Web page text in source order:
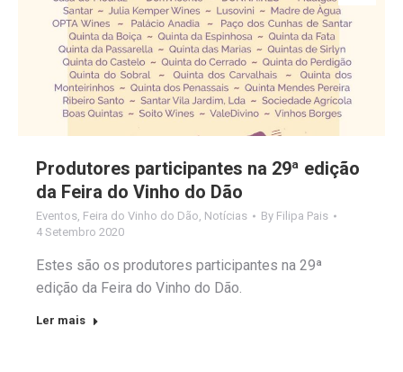
Produtores participantes na 29ª edição
da Feira do Vinho do Dão
Eventos, Feira do Vinho do Dão, Notícias By Filipa Pais
4 Setembro 2020
Estes são os produtores participantes na 29ª
edição da Feira do Vinho do Dão.
Ler mais